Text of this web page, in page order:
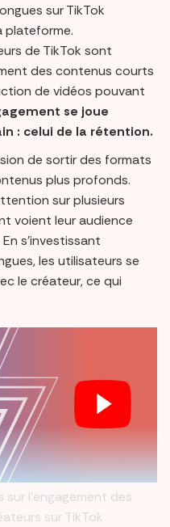
sur TikTok
plateforme.
de TikTok sont
des contenus courts
de vidéos pouvant
se joue
: celui de la rétention.
de sortir des formats
plus profonds.
sur plusieurs
voient leur audience
s'investissant
les utilisateurs se
le créateur, ce qui
l’engagement des
sur TikTok